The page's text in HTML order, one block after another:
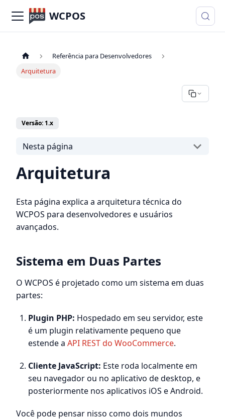
WCPOS
Referência para Desenvolvedores
Arquitetura
Versão: 1.x
Nesta página
Arquitetura
Esta página explica a arquitetura técnica do
WCPOS para desenvolvedores e usuários
avançados.
Sistema em Duas Partes
O WCPOS é projetado como um sistema em duas
partes:
Plugin PHP: Hospedado em seu servidor, este
é um plugin relativamente pequeno que
estende a API REST do WooCommerce.
Cliente JavaScript: Este roda localmente em
seu navegador ou no aplicativo de desktop, e
posteriormente nos aplicativos iOS e Android.
Você pode pensar nisso como dois mundos